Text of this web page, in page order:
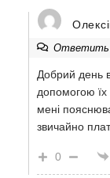
Ответить
Добрий день
допомогою їх
мені
звичайно
0